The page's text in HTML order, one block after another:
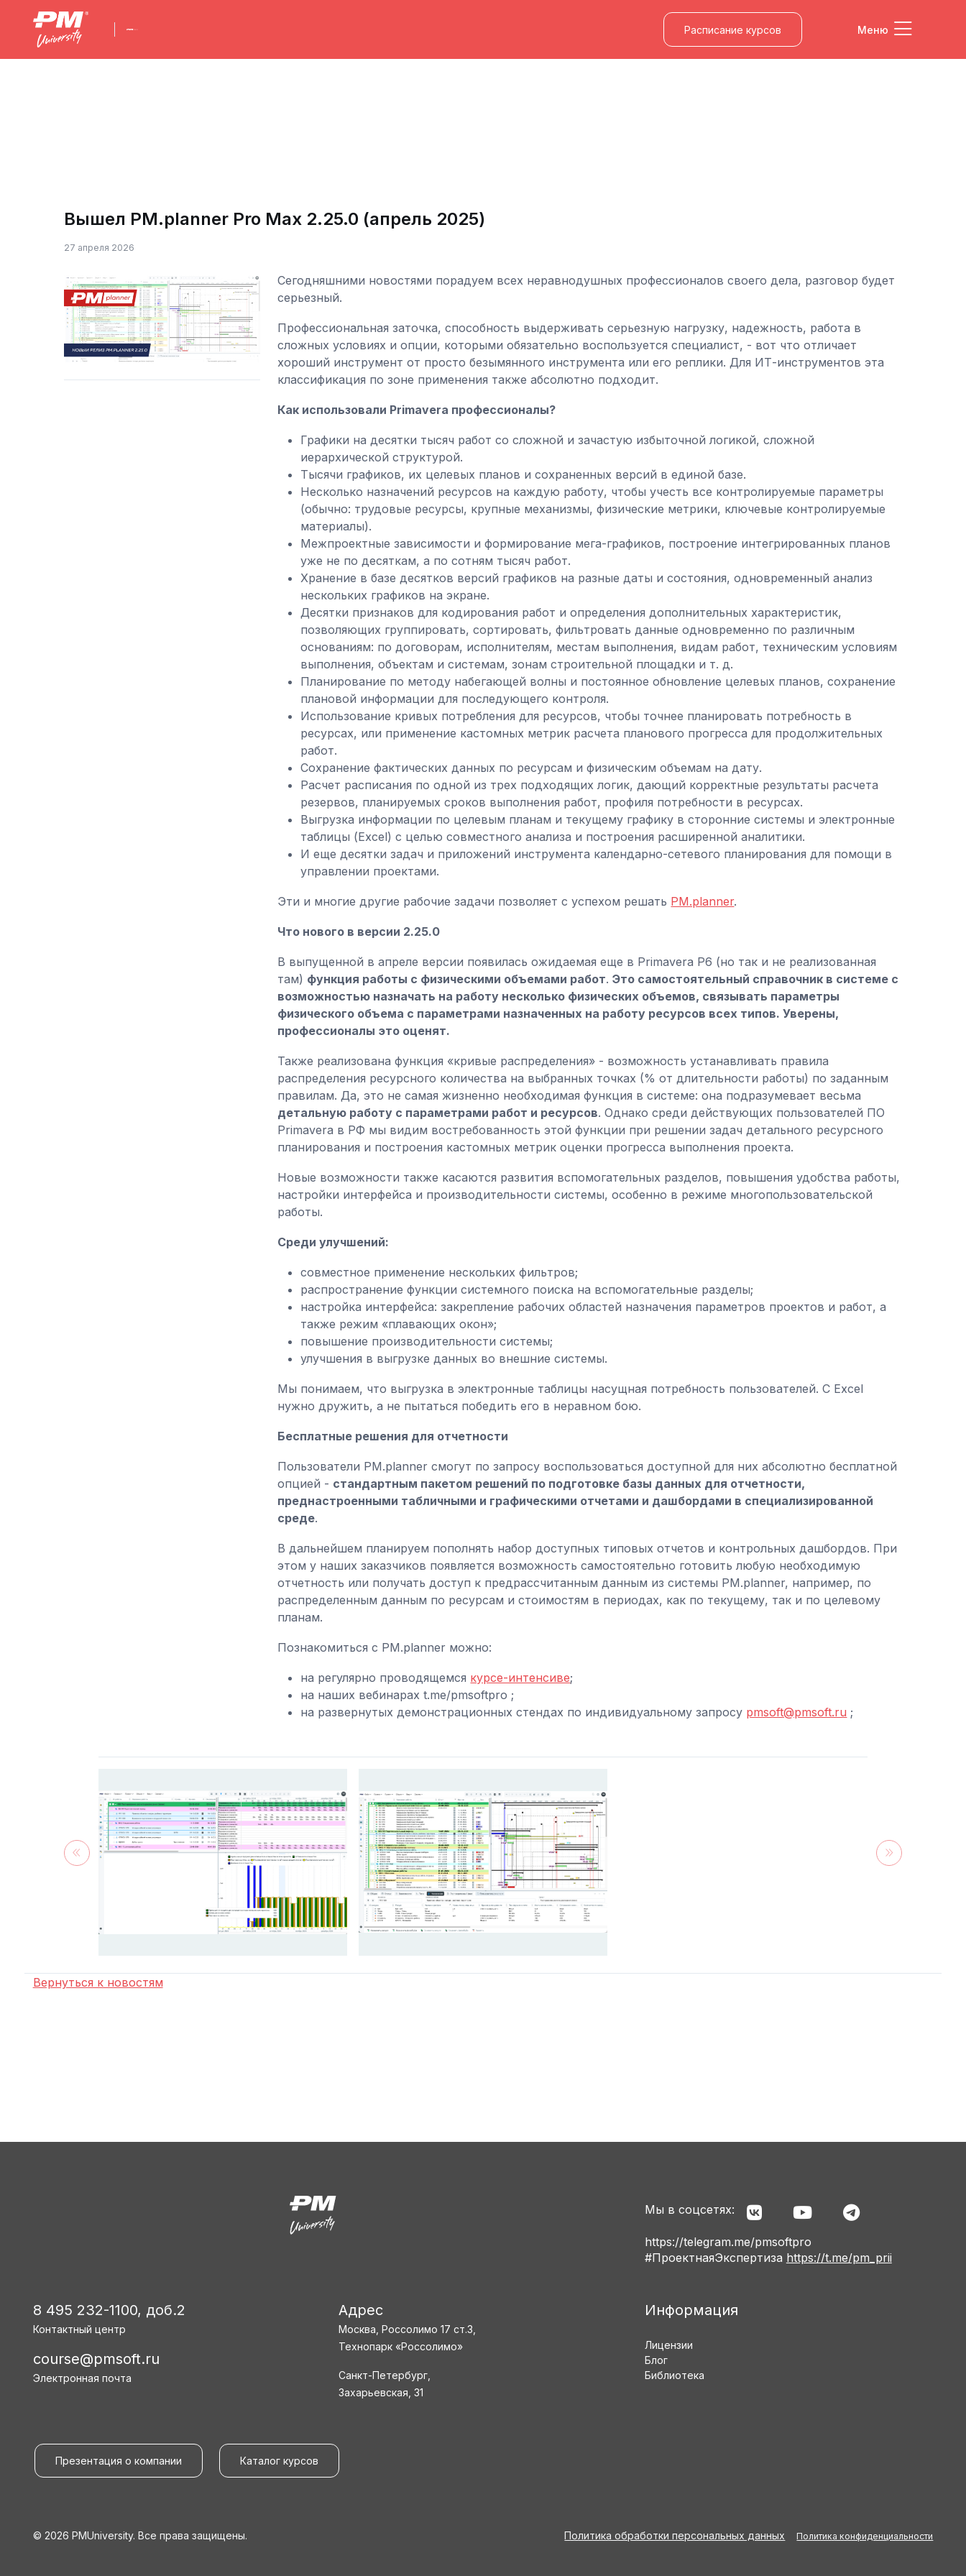
Расписание курсов Меню
Вышел PM.planner Pro Max 2.25.0 (апрель 2025)
27 апреля 2026
Сегодняшними новостями порадуем всех неравнодушных профессионалов своего дела, разговор будет
серьезный.
Профессиональная заточка, способность выдерживать серьезную нагрузку, надежность, работа в
сложных условиях и опции, которыми обязательно воспользуется специалист, - вот что отличает
хороший инструмент от просто безымянного инструмента или его реплики. Для ИТ-инструментов эта
классификация по зоне применения также абсолютно подходит.
Как использовали Primavera профессионалы?
Графики на десятки тысяч работ со сложной и зачастую избыточной логикой, сложной
иерархической структурой.
Тысячи графиков, их целевых планов и сохраненных версий в единой базе.
Несколько назначений ресурсов на каждую работу, чтобы учесть все контролируемые параметры
(обычно: трудовые ресурсы, крупные механизмы, физические метрики, ключевые контролируемые
материалы).
Межпроектные зависимости и формирование мега-графиков, построение интегрированных планов
уже не по десяткам, а по сотням тысяч работ.
Хранение в базе десятков версий графиков на разные даты и состояния, одновременный анализ
нескольких графиков на экране.
Десятки признаков для кодирования работ и определения дополнительных характеристик,
позволяющих группировать, сортировать, фильтровать данные одновременно по различным
основаниям: по договорам, исполнителям, местам выполнения, видам работ, техническим условиям
выполнения, объектам и системам, зонам строительной площадки и т. д.
Планирование по методу набегающей волны и постоянное обновление целевых планов, сохранение
плановой информации для последующего контроля.
Использование кривых потребления для ресурсов, чтобы точнее планировать потребность в
ресурсах, или применение кастомных метрик расчета планового прогресса для продолжительных
работ.
Сохранение фактических данных по ресурсам и физическим объемам на дату.
Расчет расписания по одной из трех подходящих логик, дающий корректные результаты расчета
резервов, планируемых сроков выполнения работ, профиля потребности в ресурсах.
Выгрузка информации по целевым планам и текущему графику в сторонние системы и электронные
таблицы (Excel) с целью совместного анализа и построения расширенной аналитики.
И еще десятки задач и приложений инструмента календарно-сетевого планирования для помощи в
управлении проектами.
Эти и многие другие рабочие задачи позволяет с успехом решать PM.planner.
Что нового в версии 2.25.0
В выпущенной в апреле версии появилась ожидаемая еще в Primavera P6 (но так и не реализованная
там) функция работы с физическими объемами работ.Это самостоятельный справочник в системе с
возможностью назначать на работу несколько физических объемов, связывать параметры
физического объема с параметрами назначенных на работу ресурсов всех типов. Уверены,
профессионалы это оценят.
Также реализована функция «кривые распределения» - возможность устанавливать правила
распределения ресурсного количества на выбранных точках (% от длительности работы) по заданным
правилам. Да, это не самая жизненно необходимая функция в системе: она подразумевает весьма
детальную работу с параметрами работ и ресурсов. Однако среди действующих пользователей ПО
Primavera в РФ мы видим востребованность этой функции при решении задач детального ресурсного
планирования и построения кастомных метрик оценки прогресса выполнения проекта.
Новые возможности также касаются развития вспомогательных разделов, повышения удобства работы,
настройки интерфейса и производительности системы, особенно в режиме многопользовательской
работы.
Среди улучшений:
совместное применение нескольких фильтров;
распространение функции системного поиска на вспомогательные разделы;
настройка интерфейса: закрепление рабочих областей назначения параметров проектов и работ, а
также режим «плавающих окон»;
повышение производительности системы;
улучшения в выгрузке данных во внешние системы.
Мы понимаем, что выгрузка в электронные таблицы насущная потребность пользователей. С Excel
нужно дружить, а не пытаться победить его в неравном бою.
Бесплатные решения для отчетности
Пользователи PM.planner смогут по запросу воспользоваться доступной для них абсолютно бесплатной
опцией - стандартным пакетом решений по подготовке базы данных для отчетности,
преднастроенными табличными и графическими отчетами и дашбордами в специализированной
среде.
В дальнейшем планируем пополнять набор доступных типовых отчетов и контрольных дашбордов. При
этом у наших заказчиков появляется возможность самостоятельно готовить любую необходимую
отчетность или получать доступ к предрассчитанным данным из системы PM.planner, например, по
распределенным данным по ресурсам и стоимостям в периодах, как по текущему, так и по целевому
планам.
Познакомиться с PM.planner можно:
на регулярно проводящемся курсе-интенсиве;
на наших вебинарах t.me/pmsoftpro ;
на развернутых демонстрационных стендах по индивидуальному запросу pmsoft@pmsoft.ru ;
Вернуться к новостям
Мы в соцсетях:
https://telegram.me/pmsoftpro
#ПроектнаяЭкспертиза https://t.me/pm_prii
8 495 232-1100, доб.2
Контактный центр
course@pmsoft.ru
Электронная почта
Адрес
Москва, Россолимо 17 ст.3,
Технопарк «Россолимо»
Санкт-Петербург,
Захарьевская, 31
Информация
Лицензии
Блог
Библиотека
Презентация о компании Каталог курсов
© 2026 PMUniversity. Все права защищены. Политика обработки персональных данных Политика конфиденциальности